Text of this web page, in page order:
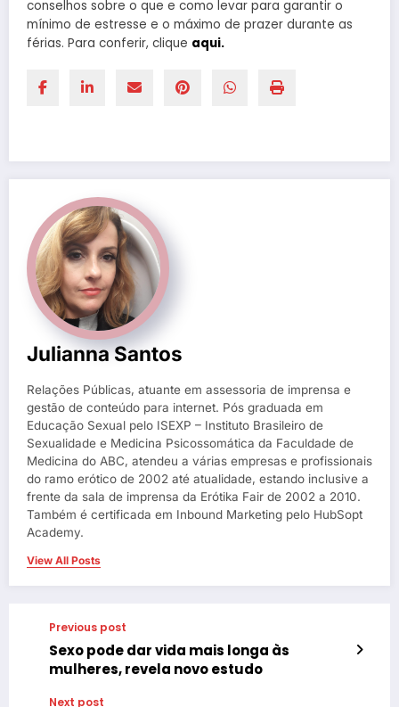
conselhos sobre o que e como levar para garantir o
mínimo de estresse e o máximo de prazer durante as
férias. Para conferir, clique aqui.
Julianna Santos
Relações Públicas, atuante em assessoria de imprensa e
gestão de conteúdo para internet. Pós graduada em
Educação Sexual pelo ISEXP – Instituto Brasileiro de
Sexualidade e Medicina Psicossomática da Faculdade de
Medicina do ABC, atendeu a várias empresas e profissionais
do ramo erótico de 2002 até atualidade, estando inclusive a
frente da sala de imprensa da Erótika Fair de 2002 a 2010.
Também é certificada em Inbound Marketing pelo HubSopt
Academy.
View All Posts
Previous post
Sexo pode dar vida mais longa às
mulheres, revela novo estudo
Next post